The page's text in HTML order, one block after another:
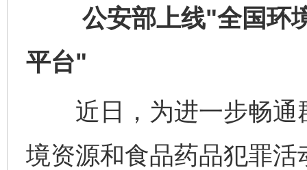
公安部上线"全国环境
平台"
近日，为进一步畅通
境资源和食品药品犯罪活